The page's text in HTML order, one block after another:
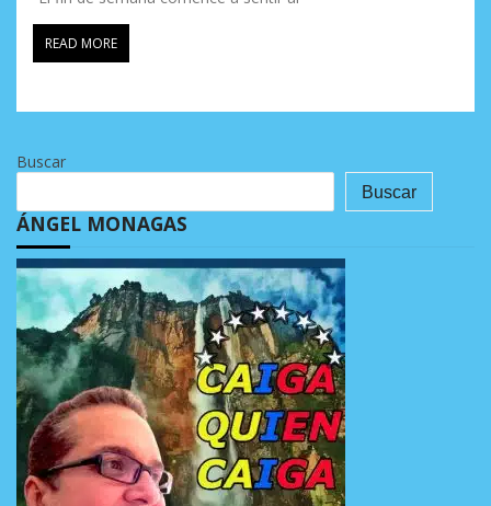
READ MORE
Buscar
Buscar
ÁNGEL MONAGAS